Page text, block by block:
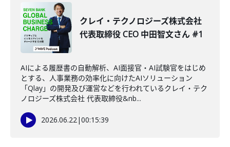
クレイ・テクノロジーズ株式会社
代表取締役 CEO 中田智文さん #1
AIによる履歴書の自動解析、AI面接官・AI試験官をはじめ
とする、人事業務の効率化に向けたAIソリューション
「Qlay」の開発及び運営などを行われているクレイ・テク
ノロジーズ株式会社 代表取締役&nb...
2026.06.22|00:15:39